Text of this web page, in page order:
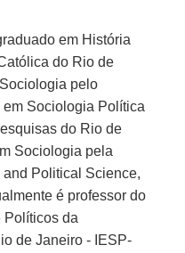
em História
do Rio de
pelo
em Sociologia Política
do Rio de
Sociologia pela
Political Science,
é professor do
Políticos da
de Janeiro - IESP-